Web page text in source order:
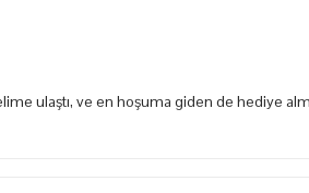
ulaştı, ve en hoşuma giden de hediye